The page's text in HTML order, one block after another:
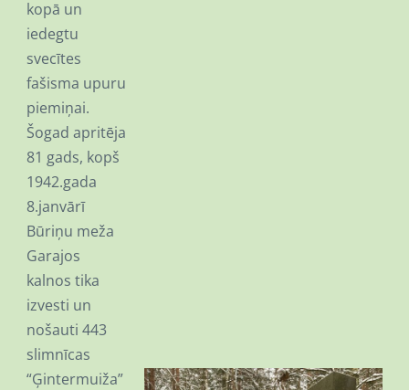
kopā un
iedegtu
svecītes
fašisma upuru
piemiņai.
Šogad apritēja
81 gads, kopš
1942.gada
8.janvārī
Būriņu meža
Garajos
kalnos tika
izvesti un
nošauti 443
slimnīcas
“Ģintermuiža”